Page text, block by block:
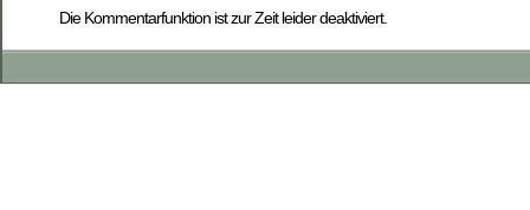
Die Kommentarfunktion ist zur Zeit leider deaktiviert.